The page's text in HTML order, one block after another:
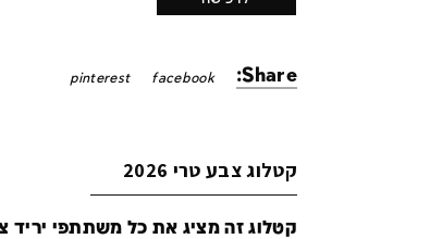
Share:
facebook
pinterest
קטלוג צבע טרי 2026